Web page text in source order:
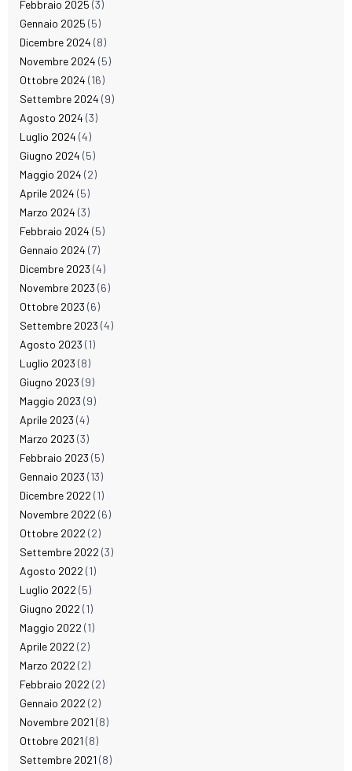
Febbraio 2025 (3)
Gennaio 2025 (5)
Dicembre 2024 (8)
Novembre 2024 (5)
Ottobre 2024 (16)
Settembre 2024 (9)
Agosto 2024 (3)
Luglio 2024 (4)
Giugno 2024 (5)
Maggio 2024 (2)
Aprile 2024 (5)
Marzo 2024 (3)
Febbraio 2024 (5)
Gennaio 2024 (7)
Dicembre 2023 (4)
Novembre 2023 (6)
Ottobre 2023 (6)
Settembre 2023 (4)
Agosto 2023 (1)
Luglio 2023 (8)
Giugno 2023 (9)
Maggio 2023 (9)
Aprile 2023 (4)
Marzo 2023 (3)
Febbraio 2023 (5)
Gennaio 2023 (13)
Dicembre 2022 (1)
Novembre 2022 (6)
Ottobre 2022 (2)
Settembre 2022 (3)
Agosto 2022 (1)
Luglio 2022 (5)
Giugno 2022 (1)
Maggio 2022 (1)
Aprile 2022 (2)
Marzo 2022 (2)
Febbraio 2022 (2)
Gennaio 2022 (2)
Novembre 2021 (8)
Ottobre 2021 (8)
Settembre 2021 (8)